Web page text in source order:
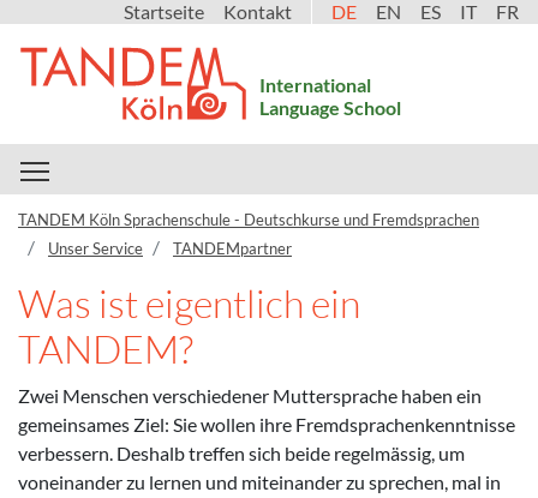
Startseite Kontakt DE EN ES IT FR
International
Language School
TANDEM Köln Sprachenschule - Deutschkurse und Fremdsprachen
Unser Service
TANDEMpartner
Was ist eigentlich ein
TANDEM?
Zwei Menschen verschiedener Muttersprache haben ein
gemeinsames Ziel: Sie wollen ihre Fremdsprachenkenntnisse
verbessern. Deshalb treffen sich beide regelmässig, um
voneinander zu lernen und miteinander zu sprechen, mal in